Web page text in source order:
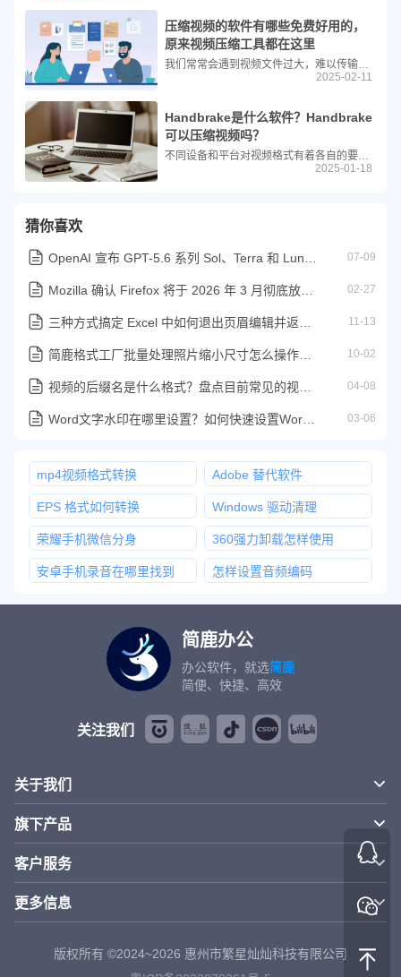
压缩视频的软件有哪些免费好用的，
原来视频压缩工具都在这里
我们常常会遇到视频文件过大，难以传输、存储的问题。这时，一款好用的视频压缩软件就显得尤为重要。但市面上软件众多，收费的也不少，下面简鹿办公就来为大家介绍几款免费又好用的视频压缩软件。
2025-02-11
Handbrake是什么软件？Handbrake
可以压缩视频吗？
不同设备和平台对视频格式有着各自的要求。为了确保视频内容可以在各种环境中顺利播放，用户常常需要将视频文件转换为兼容的格式。HandBrake正是一款免费、开源且功能强大的视频转换（转码）工具，它支持多种输入格式，并能输出为常见的视频编码标准，如H.264、H.265（HEVC）、VP9等。无论是家庭用户还是专业人士，HandBrake都能满足其需求，提供高质量的视频转换体验。
2025-01-18
猜你喜欢
07-09
02-27
11-13
10-02
04-08
03-06
mp4视频格式转换 Adobe 替代软件
EPS 格式如何转换 Windows 驱动清理
荣耀手机微信分身 360强力卸载怎样使用
安卓手机录音在哪里找到 怎样设置音频编码
简鹿办公
办公软件，就选简鹿
简便、快捷、高效
关注我们
关于我们
旗下产品
客户服务
更多信息
版权所有 ©2024~2026 惠州市繁星灿灿科技有限公司